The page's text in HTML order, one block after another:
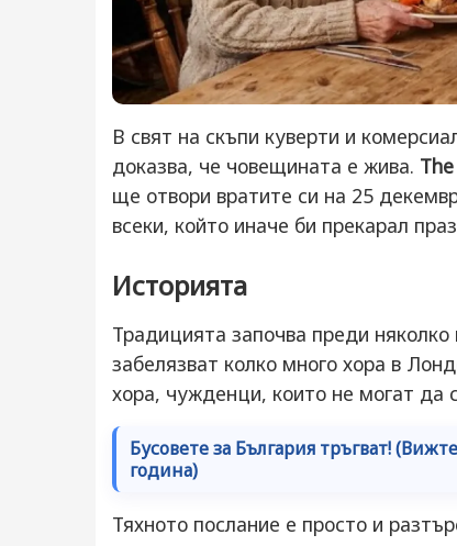
В свят на скъпи куверти и
доказва, че човещината е жива.
ще отвори вратите си на 25
всеки, който иначе би прекарал
Историята
Традицията започва преди
забелязват колко много хора в
хора, чужденци, които не могат да
Бусовете за България тръгват!
година)
Тяхното послание е просто и